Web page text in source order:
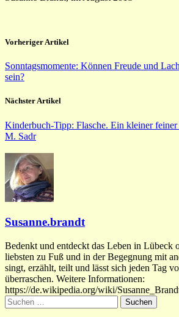
Vorheriger Artikel
Sonntagsmomente: Können Freude und
sein?
Nächster Artikel
Kinderbuch-Tipp: Flasche. Ein kleiner
M. Sadr
Susanne.brandt
Bedenkt und entdeckt das Leben in Lübeck
liebsten zu Fuß und in der Begegnung mit
singt, erzählt, teilt und lässt sich jeden Tag
überraschen. Weitere Informationen:
https://de.wikipedia.org/wiki/
Suchen
nach: